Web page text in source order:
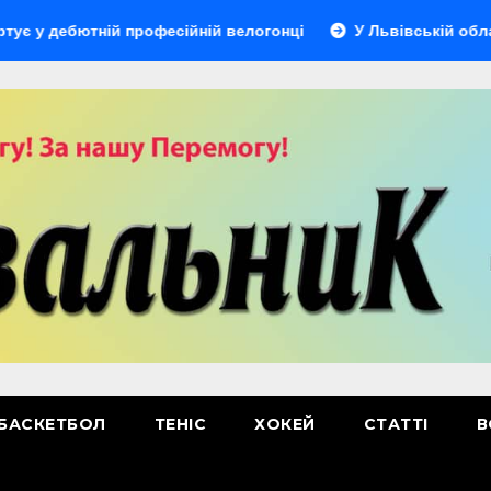
професійній велогонці У Львівській області
ТЕНІС ХОКЕЙ СТАТТІ